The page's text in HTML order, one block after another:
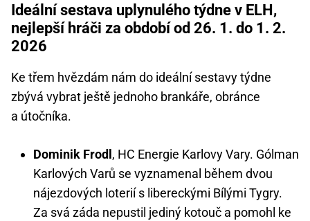
Ideální sestava uplynulého týdne v ELH,
nejlepší hráči za období od 26. 1. do 1. 2.
2026
Ke třem hvězdám nám do ideální sestavy týdne
zbývá vybrat ještě jednoho brankáře, obránce
a útočníka.
Dominik Frodl , HC Energie Karlovy Vary. Gólman
Karlových Varů se vyznamenal během dvou
nájezdových loterií s libereckými Bílými Tygry.
Za svá záda nepustil jediný kotouč a pomohl ke